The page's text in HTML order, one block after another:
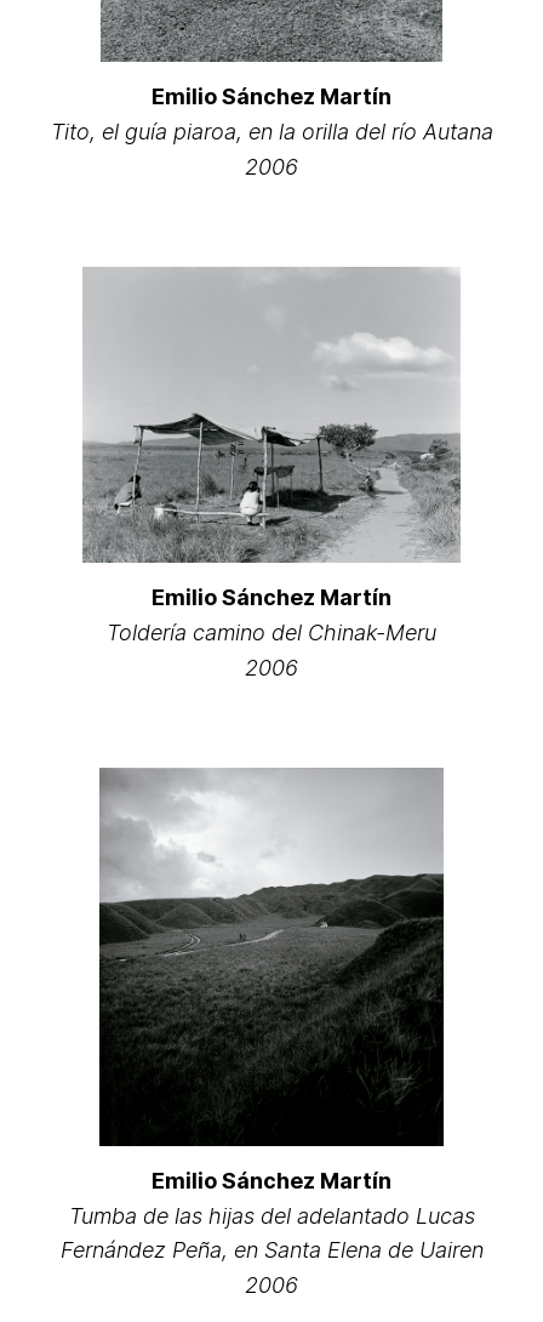
Emilio Sánchez Martín
Tito, el guía piaroa, en la orilla del río Autana
2006
Emilio Sánchez Martín
Toldería camino del Chinak-Meru
2006
Emilio Sánchez Martín
Tumba de las hijas del adelantado Lucas
Fernández Peña, en Santa Elena de Uairen
2006